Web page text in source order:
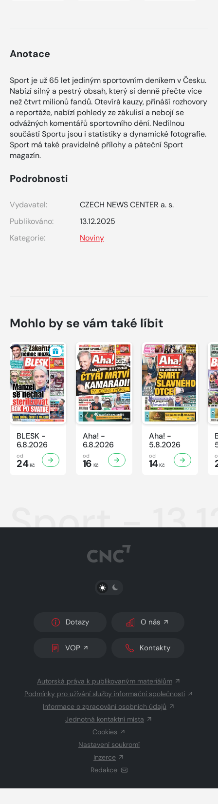
Anotace
Sport je už 65 let jediným sportovním deníkem v Česku.
Nabízí silný a pestrý obsah, který si denně přečte více
než čtvrt milionů fandů. Otevírá kauzy, přináší rozhovory
a reportáže, nabízí pohledy ze zákulisí a nebojí se
odvážných komentářů sportovního dění. Nedílnou
součástí Sportu jsou i statistiky a dynamické fotografie.
Sport má také pravidelné přílohy a páteční Sport
magazín.
Podrobnosti
Vydavatel:
CZECH NEWS CENTER a. s.
Publikováno:
13.12.2025
Kategorie:
Noviny
Mohlo by se vám také líbit
BLESK -
6.8.2026
od
24Kč
Aha! -
6.8.2026
od
16 Kč
Aha! -
5.8.2026
od
14Kč
Sport -
PŘEPNOUT SVĚTLÝ/TMAVÝ REŽIM
Dotazy O nás
VOP Kontakty
Autorská práva k publikovaným materiálům
Podmínky pro užívání služby informační společnosti
Informace o zpracování osobních údajů
Jednotná kontaktní místa
Cookies
Nastavení soukromí
Inzerce
Redakce